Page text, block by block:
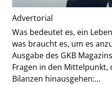
Advertorial
Was bedeutet es, ein
was braucht es, um es
Ausgabe des GKB
Fragen in den Mittelpunkt,
Bilanzen hinausgehen:...